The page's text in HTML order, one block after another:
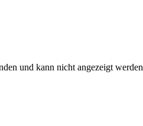
und kann nicht angezeigt werden